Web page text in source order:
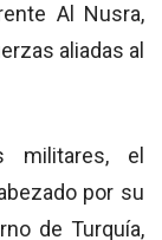
Al Nusra,
aliadas al
militares, el
por su
de Turquía,